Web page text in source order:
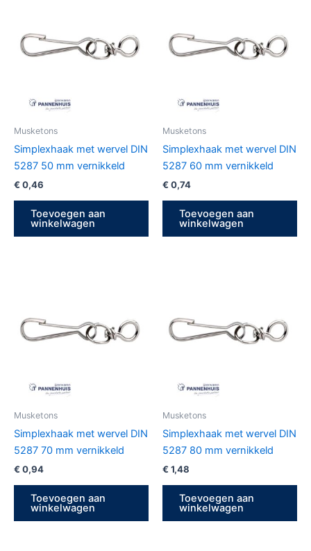
Musketons
Simplexhaak met wervel DIN
5287 50 mm vernikkeld
€ 0,46
Toevoegen aan
winkelwagen
Musketons
Simplexhaak met wervel DIN
5287 60 mm vernikkeld
€ 0,74
Toevoegen aan
winkelwagen
Musketons
Simplexhaak met wervel DIN
5287 70 mm vernikkeld
€ 0,94
Toevoegen aan
winkelwagen
Musketons
Simplexhaak met wervel DIN
5287 80 mm vernikkeld
€ 1,48
Toevoegen aan
winkelwagen